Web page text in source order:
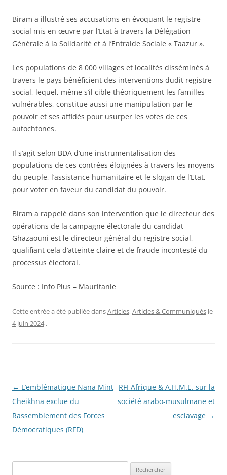
Biram a illustré ses accusations en évoquant le registre
social mis en œuvre par l’Etat à travers la Délégation
Générale à la Solidarité et à l’Entraide Sociale « Taazur ».
Les populations de 8 000 villages et localités disséminés à
travers le pays bénéficient des interventions dudit registre
social, lequel, même s’il cible théoriquement les familles
vulnérables, constitue aussi une manipulation par le
pouvoir et ses affidés pour usurper les votes de ces
autochtones.
Il s’agit selon BDA d’une instrumentalisation des
populations de ces contrées éloignées à travers les moyens
du peuple, l’assistance humanitaire et le slogan de l’Etat,
pour voter en faveur du candidat du pouvoir.
Biram a rappelé dans son intervention que le directeur des
opérations de la campagne électorale du candidat
Ghazaouni est le directeur général du registre social,
qualifiant cela d’atteinte claire et de fraude incontesté du
processus électoral.
Source : Info Plus – Mauritanie
Cette entrée a été publiée dansArticles,Articles & Communiqués le
4 juin 2024 .
Navigation
des
articles
← L’emblématique Nana Mint
Cheikhna exclue du
Rassemblement des Forces
Démocratiques (RFD)
RFI Afrique & A.H.M.E. sur la
société arabo-musulmane et
esclavage →